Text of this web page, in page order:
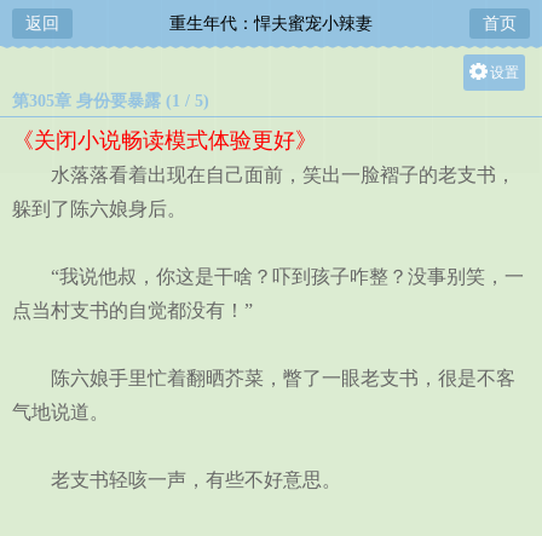
返回 重生年代：悍夫蜜宠小辣妻 首页
设置
中
第305章 身份要暴露 (1 / 5)
《关闭小说畅读模式体验更好》
水落落看着出现在自己面前，笑出一脸褶子的老支书，
躲到了陈六娘身后。
“我说他叔，你这是干啥？吓到孩子咋整？没事别笑，一
点当村支书的自觉都没有！”
陈六娘手里忙着翻晒芥菜，瞥了一眼老支书，很是不客
气地说道。
老支书轻咳一声，有些不好意思。